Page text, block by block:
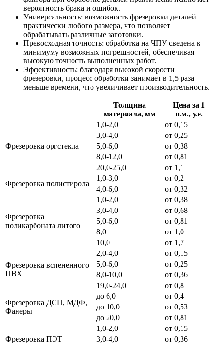
вероятность брака и ошибок.
Универсальность: возможность фрезеровки деталей
практически любого размера, что позволяет
обрабатывать различные заготовки.
Превосходная точность: обработка на ЧПУ сведена к
минимуму возможных погрешностей, обеспечивая
высокую точность выполненных работ.
Эффективность: благодаря высокой скорости
фрезеровки, процесс обработки занимает в 1,5 раза
меньше времени, что увеличивает производительность.
Толщина
материала, мм
Цена за 1
п.м., у.е.
Фрезеровка оргстекла
1,0-2,0
от 0,15
3,0-4,0
от 0,25
5,0-6,0
от 0,38
8,0-12,0
от 0,81
20,0-25,0
от 1,1
Фрезеровка полистирола
1,0-3,0
от 0,2
4,0-6,0
от 0,32
Фрезеровка
поликарбоната литого
1,0-2,0
от 0,38
3,0-4,0
от 0,68
5,0-6,0
от 0,81
8,0
от 1,0
10,0
от 1,7
Фрезеровка вспененного
ПВХ
2,0-4,0
от 0,15
5,0-6,0
от 0,25
8,0-10,0
от 0,36
19,0-24,0
от 0,8
Фрезеровка ДСП, МДФ,
Фанеры
до 6,0
от 0,4
до 10,0
от 0,53
до 20,0
от 0,81
Фрезеровка ПЭТ
1,0-2,0
от 0,15
3,0-4,0
от 0,36